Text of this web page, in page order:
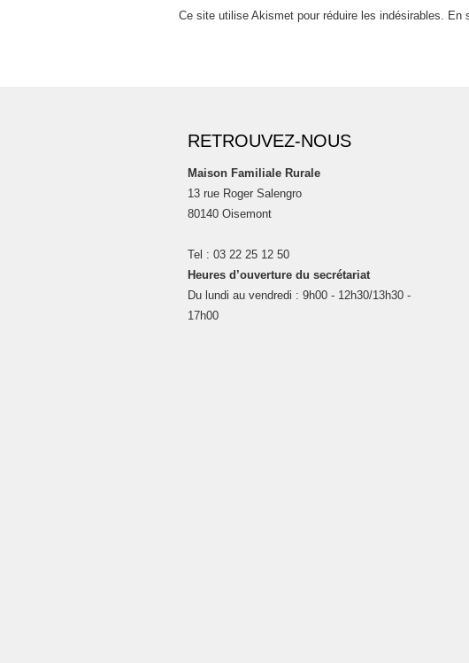
Ce site utilise Akismet pour réduire les indésirables. En
RETROUVEZ-NOUS
Maison Familiale Rurale
13 rue Roger Salengro
80140 Oisemont
Tel : 03 22 25 12 50
Heures d’ouverture du secrétariat
Du lundi au vendredi : 9h00 - 12h30/13h30 -
17h00